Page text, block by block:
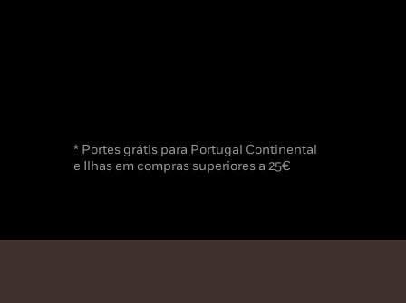
* Portes grátis para Portugal Continental
e Ilhas em compras superiores a 25€